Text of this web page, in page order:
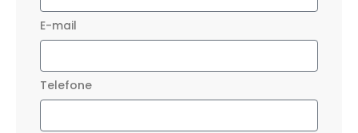
E-mail
Telefone